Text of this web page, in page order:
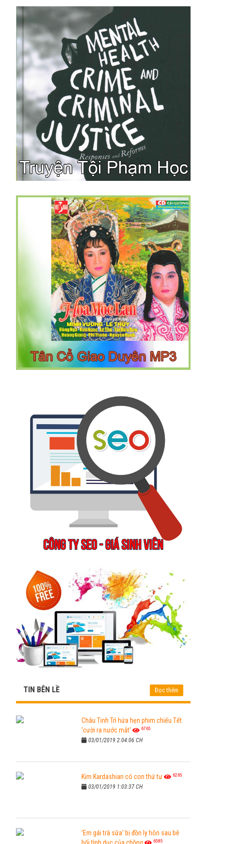
TIN BÊN LỀ Đọc thêm
Châu Tinh Trì hứa hẹn phim chiếu Tết
'cười ra nước mắt'
6765
03/01/2019 2:04:06 CH
Kim Kardashian có con thứ tư 6265
03/01/2019 1:03:37 CH
'Em gái trà sữa' bị đồn ly hôn sau bê
6585